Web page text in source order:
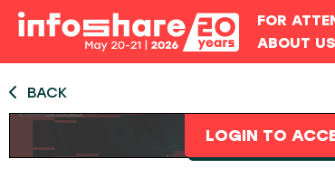
FOR
ABOUT US
BACK
LOGIN TO